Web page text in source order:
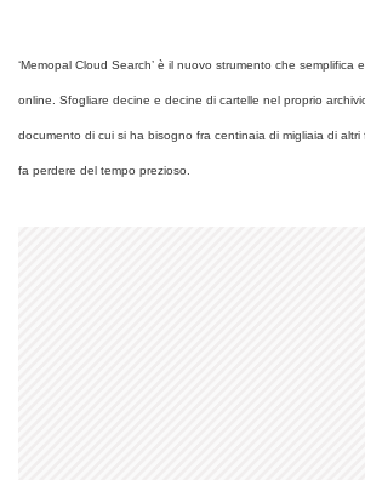
‘Memopal Cloud Search’ è il nuovo strumento che semplifica
online. Sfogliare decine e decine di cartelle nel proprio
documento di cui si ha bisogno fra centinaia di migliaia di altri
fa perdere del tempo prezioso.